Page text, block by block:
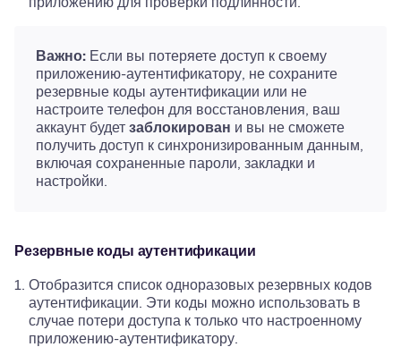
Важно: Если вы потеряете доступ к своему
приложению-аутентификатору, не сохраните
резервные коды аутентификации или не
настроите телефон для восстановления, ваш
аккаунт будет заблокирован и вы не сможете
получить доступ к синхронизированным данным,
включая сохраненные пароли, закладки и
настройки.
Резервные коды аутентификации
Отобразится список одноразовых резервных кодов
аутентификации. Эти коды можно использовать в
случае потери доступа к только что настроенному
приложению-аутентификатору.